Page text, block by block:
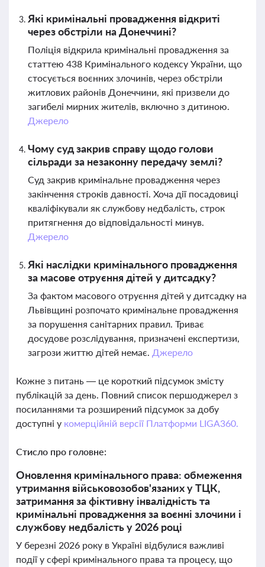
Які кримінальні провадження відкриті
через обстріли на Донеччині?
Поліція відкрила кримінальні провадження за
статтею 438 Кримінального кодексу України, що
стосується воєнних злочинів, через обстріли
житлових районів Донеччини, які призвели до
загибелі мирних жителів, включно з дитиною.
Джерело
Чому суд закрив справу щодо голови
сільради за незаконну передачу землі?
Суд закрив кримінальне провадження через
закінчення строків давності. Хоча дії посадовиці
кваліфікували як службову недбалість, строк
притягнення до відповідальності минув.
Джерело
Які наслідки кримінального провадження
за масове отруєння дітей у дитсадку?
За фактом масового отруєння дітей у дитсадку на
Львівщині розпочато кримінальне провадження
за порушення санітарних правил. Триває
досудове розслідування, призначені експертизи,
загрози життю дітей немає. Джерело
Кожне з питань — це короткий підсумок змісту
публікацій за день. Повний список першоджерел з
посиланнями та розширений підсумок за добу
доступні у комерційній версії Платформи LIGA360.
Стисло про головне:
Оновлення кримінального права: обмеження
утримання військовозобов'язаних у ТЦК,
затримання за фіктивну інвалідність та
кримінальні провадження за воєнні злочини і
службову недбалість у 2026 році
У березні 2026 року в Україні відбулися важливі
події у сфері кримінального права та процесу, що